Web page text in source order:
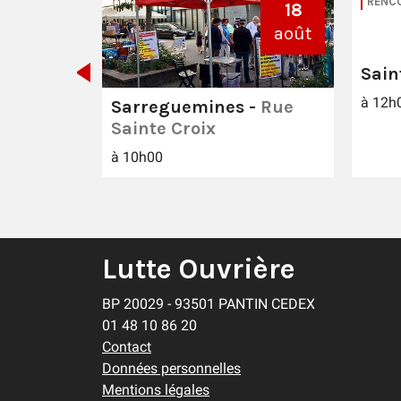
18
août
Sarreguemines - Rue
Sainte Croix
à 10h00
à
Lutte Ouvrière
BP 20029 - 93501 PANTIN CEDEX
01 48 10 86 20
Contact
Données personnelles
Mentions légales